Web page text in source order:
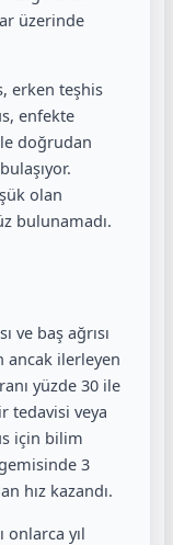
üzerinde
erken teşhis
enfekte
doğrudan
olan
bulunamadı.
ve baş ağrısı
ilerleyen
yüzde 30 ile
tedavisi veya
için bilim
3
hız kazandı.
onlarca yıl